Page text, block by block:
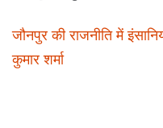
जौनपुर की राजनीति में
कुमार शर्मा